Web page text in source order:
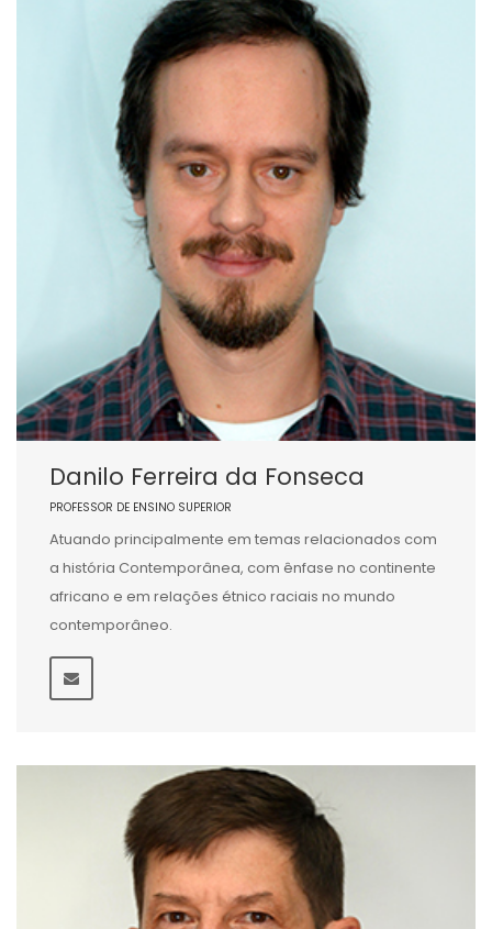
Danilo Ferreira da Fonseca
PROFESSOR DE ENSINO SUPERIOR
Atuando principalmente em temas relacionados com
a história Contemporânea, com ênfase no continente
africano e em relações étnico raciais no mundo
contemporâneo.